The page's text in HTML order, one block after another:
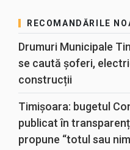
RECOMANDĂRILE
Drumuri Municipale
se caută șoferi,
construcții
Timișoara: bugetul
publicat în
propune “totul sau